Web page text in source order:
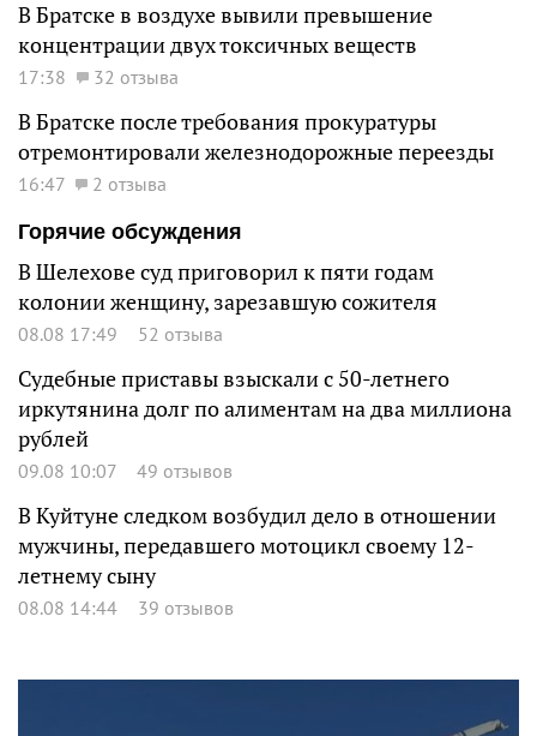
В Братске в воздухе вывили превышение
концентрации двух токсичных веществ
17:38 32 отзыва
В Братске после требования прокуратуры
отремонтировали железнодорожные переезды
16:47
2 отзыва
Горячие обсуждения
В Шелехове суд приговорил к пяти годам
колонии женщину, зарезавшую сожителя
08.08 17:49 52 отзыва
Судебные приставы взыскали с 50-летнего
иркутянина долг по алиментам на два миллиона
рублей
09.08 10:07 49 отзывов
В Куйтуне следком возбудил дело в отношении
мужчины, передавшего мотоцикл своему 12-
летнему сыну
08.08 14:44 39 отзывов